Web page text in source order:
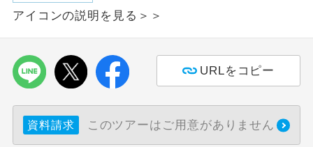
アイコンの説明を見る＞＞
URLをコピー
資料請求 このツアーはご用意がありません